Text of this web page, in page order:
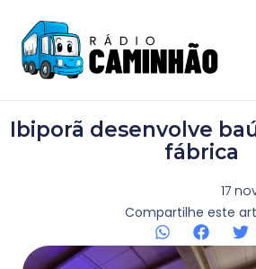
Ibiporã desenvolve
fábrica
17
Compartilhe este